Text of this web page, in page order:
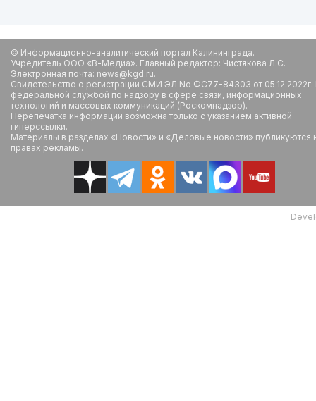
© Информационно-аналитический портал Калининграда.
Учредитель ООО «В-Медиа». Главный редактор: Чистякова Л.С.
Электронная почта: news@kgd.ru.
Свидетельство о регистрации СМИ ЭЛ No ФС77-84303 от
федеральной службой по надзору в сфере связи, информационных
технологий и массовых коммуникаций (Роскомнадзор).
Перепечатка информации возможна только с указанием активной
гиперссылки.
Материалы в разделах «Новости» и «Деловые новости» публикуются
правах рекламы.